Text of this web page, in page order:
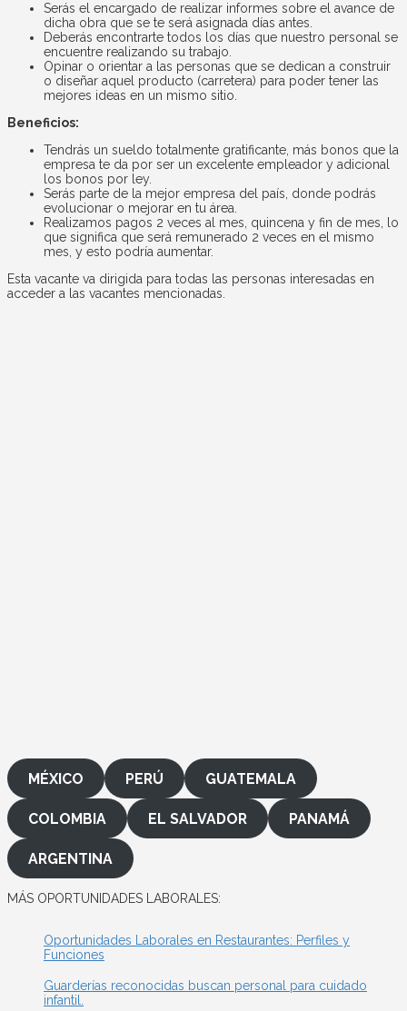
Serás el encargado de realizar informes sobre el avance de
dicha obra que se te será asignada días antes.
Deberás encontrarte todos los días que nuestro personal se
encuentre realizando su trabajo.
Opinar o orientar a las personas que se dedican a construir
o diseñar aquel producto (carretera) para poder tener las
mejores ideas en un mismo sitio.
Beneficios:
Tendrás un sueldo totalmente gratificante, más bonos que la
empresa te da por ser un excelente empleador y adicional
los bonos por ley.
Serás parte de la mejor empresa del país, donde podrás
evolucionar o mejorar en tu área.
Realizamos pagos 2 veces al mes, quincena y fin de mes, lo
que significa que será remunerado 2 veces en el mismo
mes, y esto podría aumentar.
Esta vacante va dirigida para todas las personas interesadas en
acceder a las vacantes mencionadas.
MÉXICO PERÚ GUATEMALA
COLOMBIA EL SALVADOR PANAMÁ
ARGENTINA
MÁS OPORTUNIDADES LABORALES:
Oportunidades Laborales en Restaurantes: Perfiles y
Funciones
Guarderías reconocidas buscan personal para cuidado
infantil.